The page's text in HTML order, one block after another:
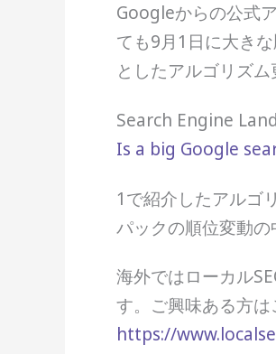
Googleからの公式
ても9月1日に大き
としたアルゴリズ
Search Engine
Is a big Google
1で紹介したアルゴ
パックの順位変動
海外ではローカル
す。ご興味ある方は
https://